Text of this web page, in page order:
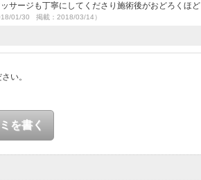
サージも丁寧にしてくださり施術後がおどろくほど
01/30 掲載：2018/03/14）
い。
を書く